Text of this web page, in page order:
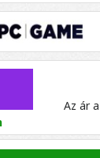
Az ár